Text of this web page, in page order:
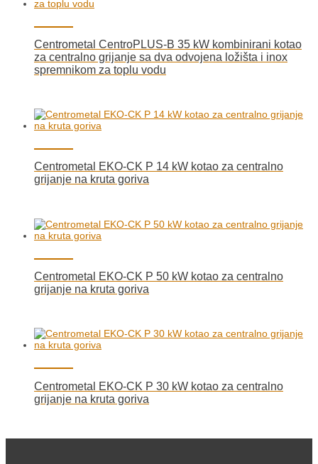
Centrometal CentroPLUS-B 35 kW kombinirani kotao
za centralno grijanje sa dva odvojena ložišta i inox
spremnikom za toplu vodu
Centrometal EKO-CK P 14 kW kotao za centralno
grijanje na kruta goriva
Centrometal EKO-CK P 50 kW kotao za centralno
grijanje na kruta goriva
Centrometal EKO-CK P 30 kW kotao za centralno
grijanje na kruta goriva